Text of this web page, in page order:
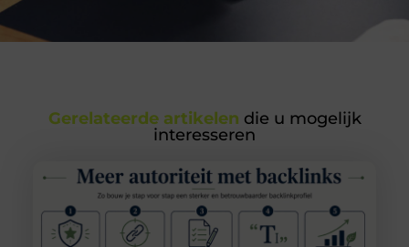
Gerelateerde artikelen die u mogelijk
interesseren